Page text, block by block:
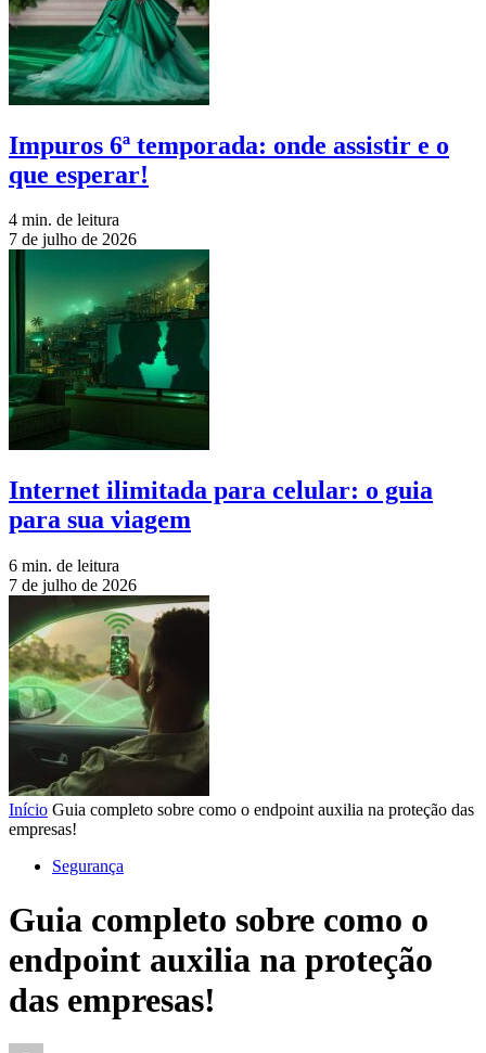
Impuros 6ª temporada: onde assistir e o
que esperar!
4 min. de leitura
7 de julho de 2026
Internet ilimitada para celular: o guia
para sua viagem
6 min. de leitura
7 de julho de 2026
Início Guia completo sobre como o endpoint auxilia na proteção das
empresas!
Segurança
Guia completo sobre como o
endpoint auxilia na proteção
das empresas!